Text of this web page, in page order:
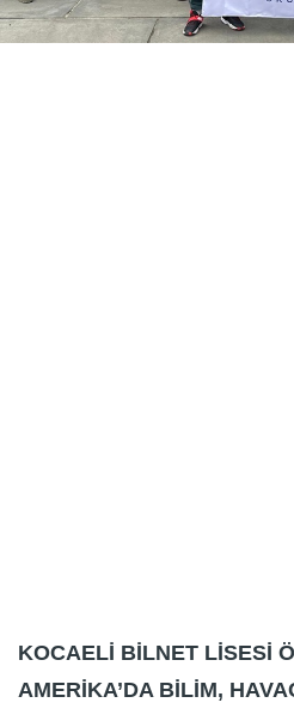
KOCAELİ BİLNET LİSESİ
AMERİKA’DA BİLİM,